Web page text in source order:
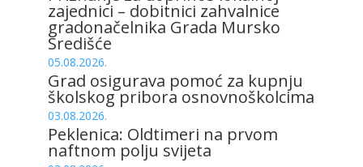
zajednici – dobitnici zahvalnice
gradonačelnika Grada Mursko
Središće
05.08.2026.
Grad osigurava pomoć za kupnju
školskog pribora osnovnoškolcima
03.08.2026.
Peklenica: Oldtimeri na prvom
naftnom polju svijeta